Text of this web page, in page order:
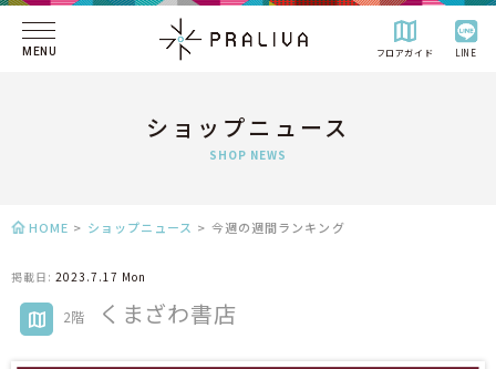
MENU フロアガイド LINE
ショップニュース
SHOP NEWS
HOME > ショップニュース > 今週の週間ランキング
掲載日: 2023.7.17 Mon
2階 くまざわ書店